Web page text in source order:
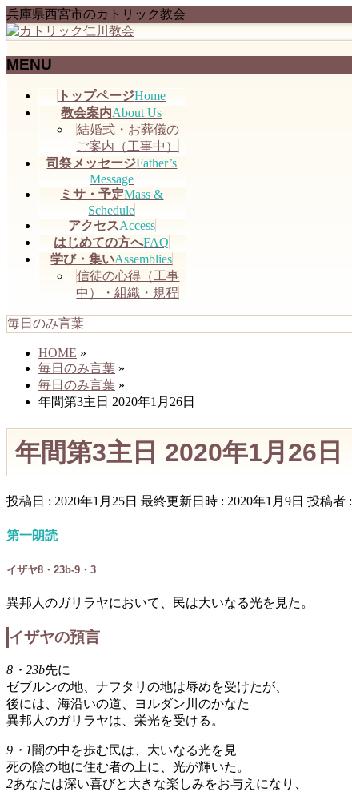
兵庫県西宮市のカトリック教会
MENU
トップページHome
教会案内About Us
結婚式・お葬儀の
ご案内（工事中）
司祭メッセージFather’s
Message
ミサ・予定Mass &
Schedule
アクセスAccess
はじめての方へFAQ
学び・集いAssemblies
信徒の心得（工事
中）・組織・規程
毎日のみ言葉
HOME »
毎日のみ言葉 »
毎日のみ言葉 »
年間第3主日 2020年1月26日
年間第3主日 2020年1月26日
投稿日 : 2020年1月25日 最終更新日時 : 2020年1月9日 投稿者 :
第一朗読
イザヤ8・23b-9・3
異邦人のガリラヤにおいて、民は大いなる光を見た。
イザヤの預言
8・23b先に
ゼブルンの地、ナフタリの地は辱めを受けたが、
後には、海沿いの道、ヨルダン川のかなた
異邦人のガリラヤは、栄光を受ける。
9・1闇の中を歩む民は、大いなる光を見
死の陰の地に住む者の上に、光が輝いた。
2あなたは深い喜びと大きな楽しみをお与えになり、